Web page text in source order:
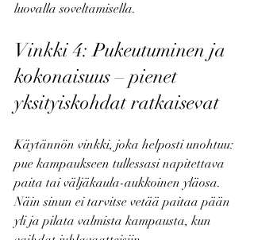
luovalla soveltamisella.
Vinkki 4: Pukeutuminen ja
kokonaisuus – pienet
yksityiskohdat ratkaisevat
Käytännön vinkki, joka helposti unohtuu:
pue kampaukseen tullessasi napitettava
paita tai väljäkaula-aukkoinen yläosa.
Näin sinun ei tarvitse vetää paitaa pään
yli ja pilata valmista kampausta, kun